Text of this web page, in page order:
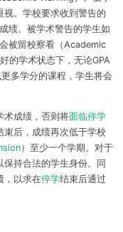
。学校要求收到警告的
绩。被学术警告的学生如
被留校察看（Academic
的学术状态下，无论GPA
多学分的课程，学生将会
术成绩，否则将面临停学
后，成绩再次低于学校
）至少一个学期。对于
保持合法的学生身份。同
，以求在停学结束后通过